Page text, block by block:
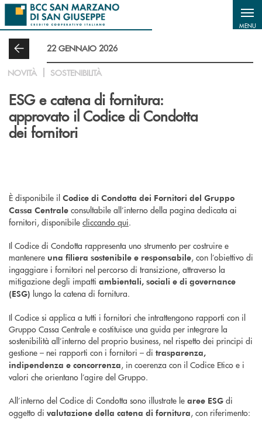
Salta al contenuto principale
MENU
22 GENNAIO 2026
NOVITÀ SOSTENIBILITÀ
ESG e catena di fornitura:
approvato il Codice di Condotta
dei fornitori
È disponibile il Codice di Condotta dei Fornitori del Gruppo
Cassa Centrale consultabile all’interno della pagina dedicata ai
fornitori, disponibile cliccando qui.
Il Codice di Condotta rappresenta uno strumento per costruire e
mantenere una filiera sostenibile e responsabile, con l’obiettivo di
ingaggiare i fornitori nel percorso di transizione, attraverso la
mitigazione degli impatti ambientali, sociali e di governance
(ESG) lungo la catena di fornitura.
Il Codice si applica a tutti i fornitori che intrattengono rapporti con il
Gruppo Cassa Centrale e costituisce una guida per integrare la
sostenibilità all’interno del proprio business, nel rispetto dei principi di
gestione – nei rapporti con i fornitori – di trasparenza,
indipendenza e concorrenza, in coerenza con il Codice Etico e i
valori che orientano l’agire del Gruppo.
All’interno del Codice di Condotta sono illustrate le aree ESG di
oggetto di valutazione della catena di fornitura, con riferimento: